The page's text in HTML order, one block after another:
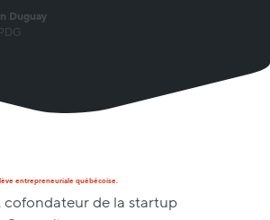
Duguay
entrepreneuriale québécoise.
cofondateur de la startup